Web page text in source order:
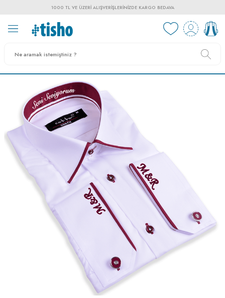
1000 TL VE ÜZERI ALIŞVERIŞLERINIZDE KARGO BEDAVA